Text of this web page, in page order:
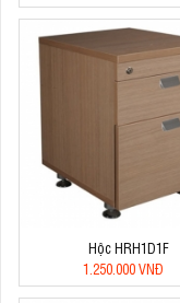
Hộc HRH1D1F
1.250.000 VNĐ